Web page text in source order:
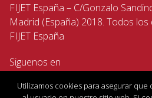
FIJET España – C/Gonzalo
Madrid (España) 2018. Todos
FIJET España
Siguenos en
Utilizamos cookies para asegurar